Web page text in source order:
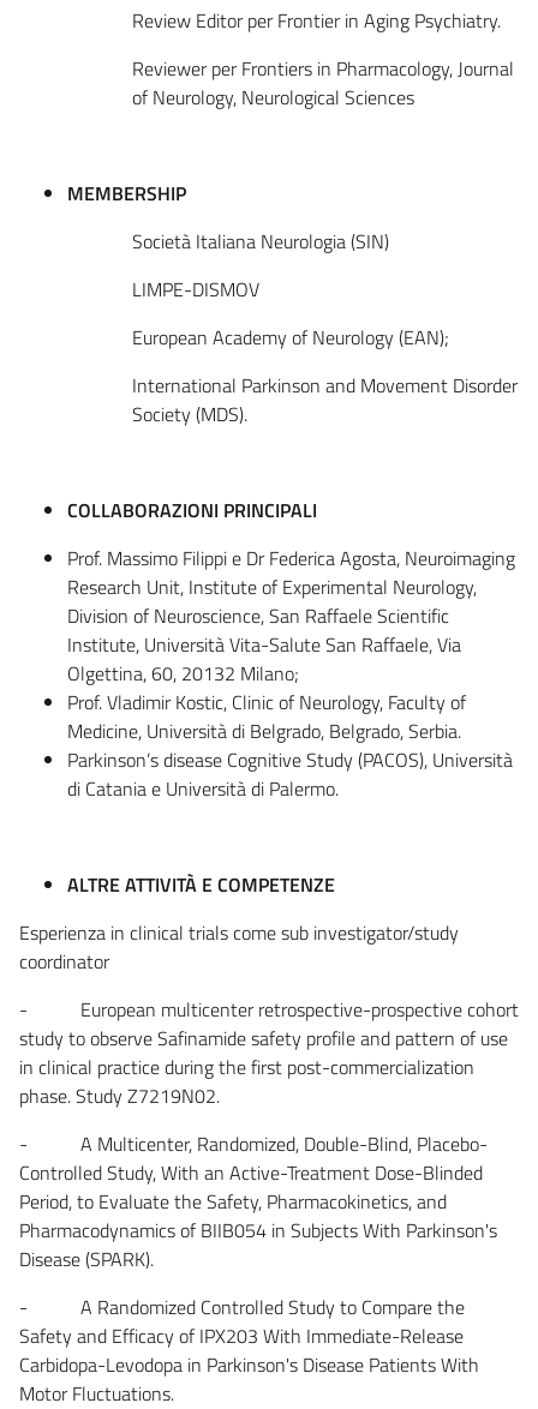
Review Editor per Frontier in Aging Psychiatry.
Reviewer per Frontiers in Pharmacology, Journal
of Neurology, Neurological Sciences
MEMBERSHIP
Società Italiana Neurologia (SIN)
LIMPE-DISMOV
European Academy of Neurology (EAN);
International Parkinson and Movement Disorder
Society (MDS).
COLLABORAZIONI PRINCIPALI
Prof. Massimo Filippi e Dr Federica Agosta, Neuroimaging
Research Unit, Institute of Experimental Neurology,
Division of Neuroscience, San Raffaele Scientific
Institute, Università Vita-Salute San Raffaele, Via
Olgettina, 60, 20132 Milano;
Prof. Vladimir Kostic, Clinic of Neurology, Faculty of
Medicine, Università di Belgrado, Belgrado, Serbia.
Parkinson’s disease Cognitive Study (PACOS), Università
di Catania e Università di Palermo.
ALTRE ATTIVITÀ E COMPETENZE
Esperienza in clinical trials come sub investigator/study
coordinator
- European multicenter retrospective-prospective cohort
study to observe Safinamide safety profile and pattern of use
in clinical practice during the first post-commercialization
phase. Study Z7219N02.
- A Multicenter, Randomized, Double-Blind, Placebo-
Controlled Study, With an Active-Treatment Dose-Blinded
Period, to Evaluate the Safety, Pharmacokinetics, and
Pharmacodynamics of BIIB054 in Subjects With Parkinson's
Disease (SPARK).
- A Randomized Controlled Study to Compare the
Safety and Efficacy of IPX203 With Immediate-Release
Carbidopa-Levodopa in Parkinson's Disease Patients With
Motor Fluctuations.